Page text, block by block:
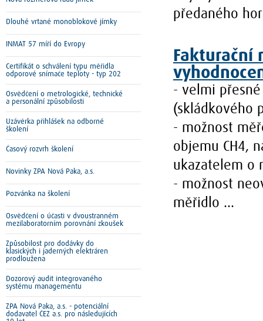
předaného
- velmi
(skládkového
- možnost
objemu CH4,
ukazatelem o
- možnost
měřidlo ...
Dlouhé vrtané monoblokové jímky
INMAT 57 míří do Evropy
Certifikát o schválení typu měřidla
odporové snímače teploty - typ 202
Osvědčení o metrologické, technické
a personální způsobilosti
Uzávěrka přihlášek na odborné
školení
Časový rozvrh školení
Novinky ZPA Nová Paka, a.s.
Pozvánka na školení
Osvědčení o účasti v dvoustranném
mezilaboratorním porovnání zkoušek
Způsobilost pro dodávky do
klasických i jaderných elektráren
prodloužena
Dozorový audit integrovaného
systému managementu
ZPA Nová Paka, a.s. - potenciální
dodavatel ČEZ a.s. pro následujících